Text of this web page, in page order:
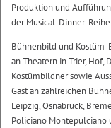
Produktion und
der Musical-Dinner-
Bühnenbild und
an Theatern in Trier, Hof,
Kostümbildner sowie
Gast an zahlreichen
Leipzig, Osnabrück,
Policiano Montepulciano